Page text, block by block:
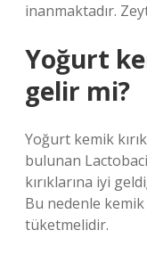
inanmaktadır.
Yoğurt
gelir mi?
Yoğurt kemik
bulunan
kırıklarına iyi
Bu nedenle
tüketmelidir.